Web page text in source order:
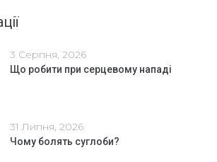
3 Серпня, 2026
Що робити при серцевому нападі
31 Липня, 2026
Чому болять суглоби?